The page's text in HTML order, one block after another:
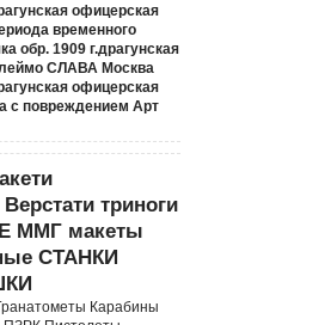
офицерская
временного
обр. 1909 г.драгунская
СЛАВА Москва
офицерская
с повреждением Арт
триноги
ММГ макеты
СТАНКИ
Карабины